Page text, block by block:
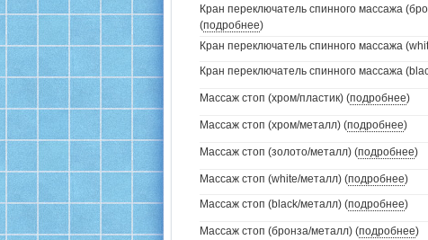
Кран переключатель спинного массажа
(подробнее)
Кран переключатель спинного массажа
Кран переключатель спинного массажа
Массаж стоп (хром/пластик) (подробнее)
Массаж стоп (хром/металл) (подробнее)
Массаж стоп (золото/металл) (подробнее)
Массаж стоп (white/металл) (подробнее)
Массаж стоп (black/металл) (подробнее)
Массаж стоп (бронза/металл) (подробнее)